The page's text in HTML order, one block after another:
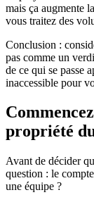
mais ça augmente
vous traitez des
Conclusion :
pas comme un
de ce qui se passe
inaccessible pour
propriété
Avant de décider
question : le
une équipe ?